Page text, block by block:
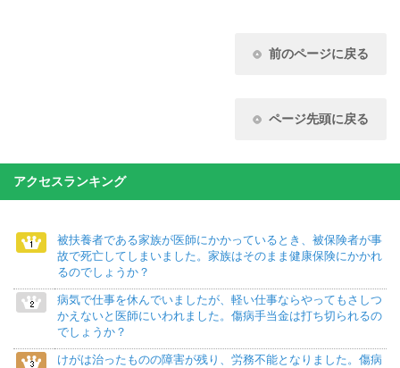
前のページに戻る
ページ先頭に戻る
アクセスランキング
被扶養者である家族が医師にかかっているとき、被保険者が事
故で死亡してしまいました。家族はそのまま健康保険にかかれ
るのでしょうか？
病気で仕事を休んでいましたが、軽い仕事ならやってもさしつ
かえないと医師にいわれました。傷病手当金は打ち切られるの
でしょうか？
けがは治ったものの障害が残り、労務不能となりました。傷病